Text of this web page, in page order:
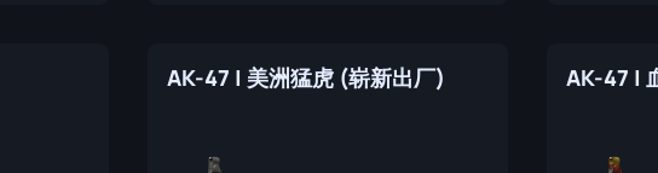
AK-47 | 美洲猛虎 (崭新出厂) AK-47 |